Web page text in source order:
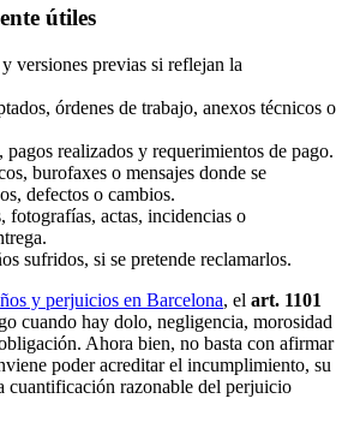
útiles
versiones previas si reflejan la
órdenes de trabajo, anexos técnicos o
pagos realizados y requerimientos de pago.
burofaxes o mensajes donde se
defectos o cambios.
fotografías, actas, incidencias o
sufridos, si se pretende reclamarlos.
y perjuicios en Barcelona, el art. 1101
cuando hay dolo, negligencia, morosidad
Ahora bien, no basta con afirmar
poder acreditar el incumplimiento, su
cuantificación razonable del perjuicio